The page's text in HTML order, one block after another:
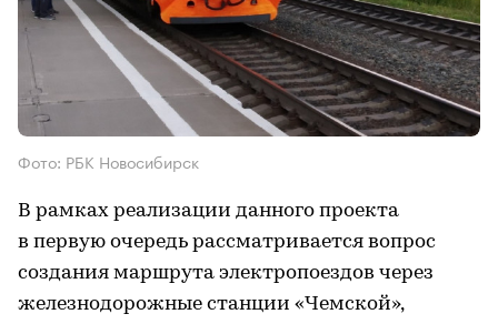
Фото: РБК Новосибирск
В рамках реализации данного проекта
в первую очередь рассматривается вопрос
создания маршрута электропоездов через
железнодорожные станции «Чемской»,